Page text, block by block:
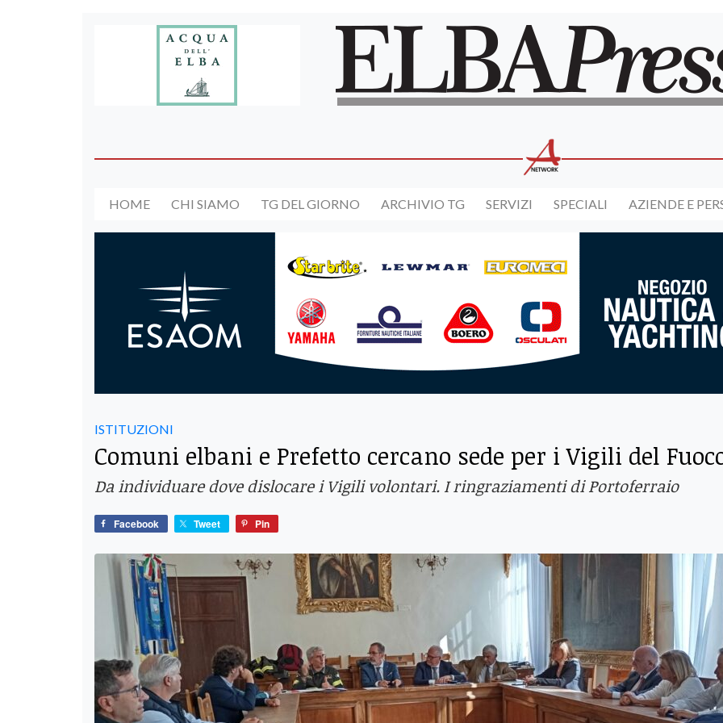
HOME CHI SIAMO TG DEL GIORNO ARCHIVIO TG SERVIZI SPECIALI AZIENDE E
ISTITUZIONI
Comuni elbani e Prefetto cercano sede per i Vigili del
Da individuare dove dislocare i Vigili volontari. I ringraziamenti di Portoferraio
Facebook Tweet Pin